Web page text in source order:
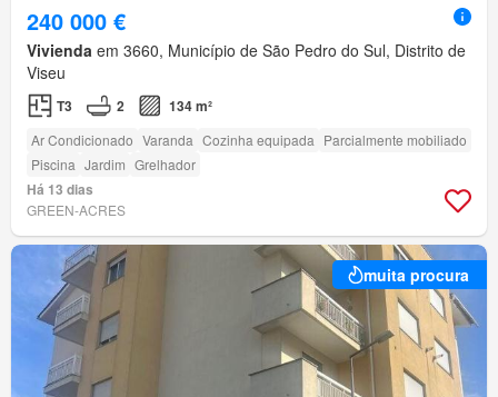
240 000 €
Vivienda em 3660, Município de São Pedro do Sul, Distrito de
Viseu
T3 2 134 m²
Ar Condicionado Varanda Cozinha equipada Parcialmente mobiliado
Piscina Jardim Grelhador
Há 13 dias
GREEN-ACRES
muita procura